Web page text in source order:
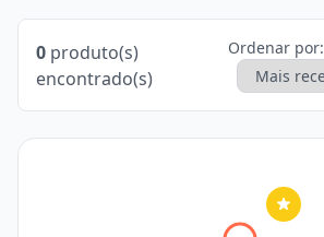
0 produto(s)
encontrado(s)
Ordenar por: